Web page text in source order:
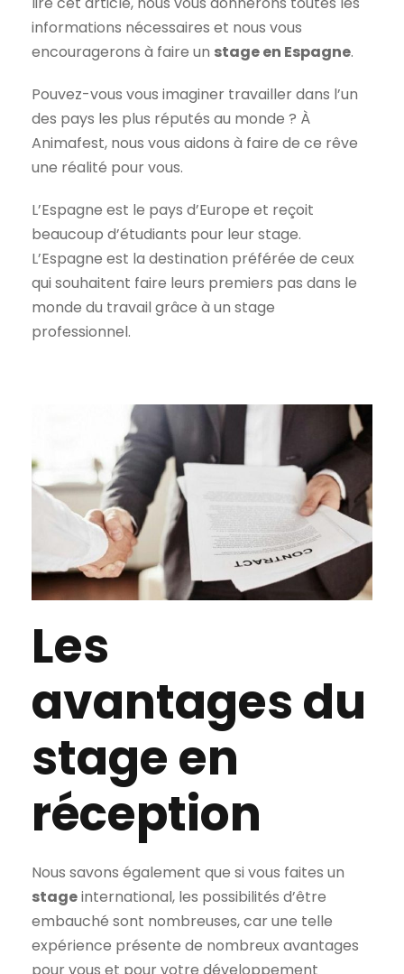
informations nécessaires et nous vous
encouragerons à faire un stage en Espagne.
Pouvez-vous vous imaginer travailler dans l’un
des pays les plus réputés au monde ? À
Animafest, nous vous aidons à faire de ce rêve
une réalité pour vous.
L’Espagne est le pays d’Europe et reçoit
beaucoup d’étudiants pour leur stage.
L’Espagne est la destination préférée de ceux
qui souhaitent faire leurs premiers pas dans le
monde du travail grâce à un stage
professionnel.
Les
avantages du
stage en
réception
Nous savons également que si vous faites un
stageinternational, les possibilités d’être
embauché sont nombreuses, car une telle
expérience présente de nombreux avantages
pour vous et pour votre développement